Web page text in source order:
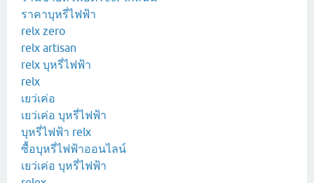
ราคาบุหรี่ไฟฟ้า
relx zero
relx artisan
relx บุหรี่ไฟฟ้า
relx
เยว่เค่อ
เยว่เค่อ บุหรี่ไฟฟ้า
บุหรี่ไฟฟ้า relx
ซื้อบุหรี่ไฟฟ้าออนไลน์
เยว่เค่อ บุหรี่ไฟฟ้า